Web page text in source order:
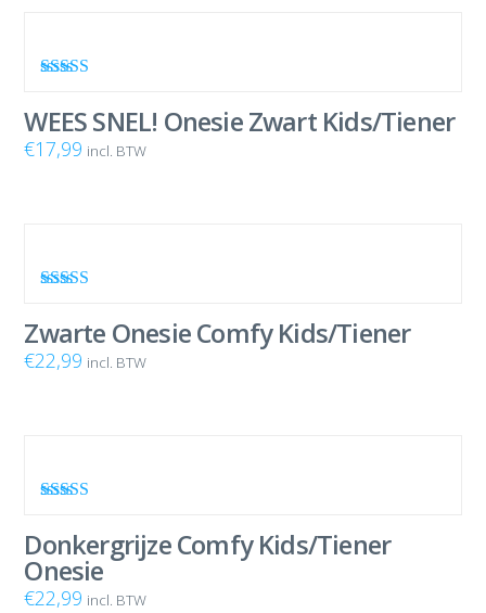
5.00uit 5
WEES SNEL! Onesie Zwart Kids/Tiener
€17,99 incl. BTW
Zwarte Onesie Comfy Kids/Tiener
€22,99 incl. BTW
uit 5
Donkergrijze Comfy Kids/Tiener
Onesie
€22,99 incl. BTW